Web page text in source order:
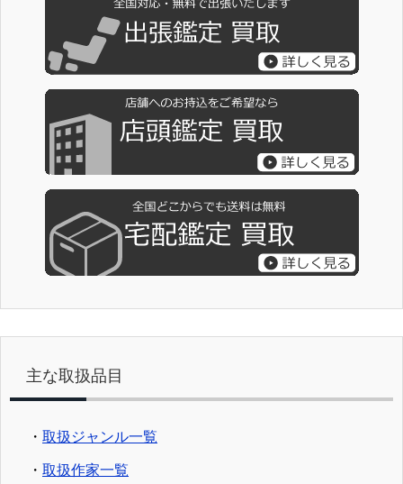
主な取扱品目
・ 取扱ジャンル一覧
・ 取扱作家一覧